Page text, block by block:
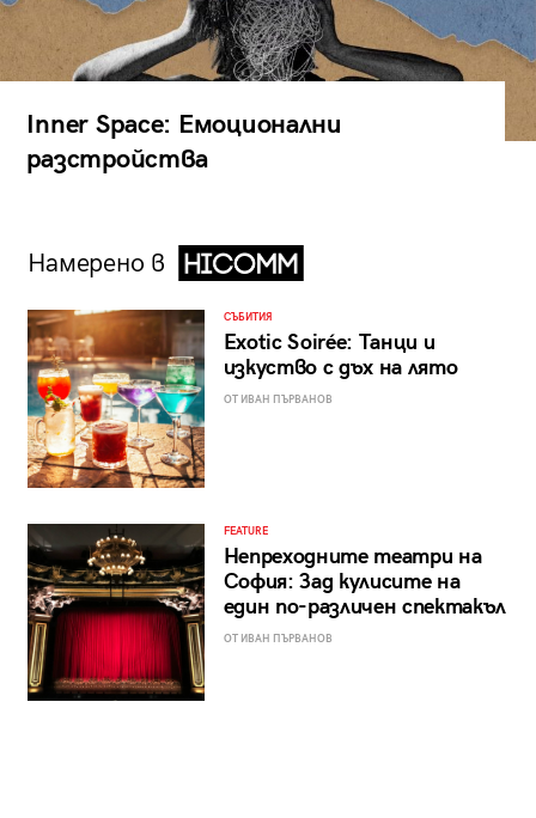
Inner Space: Емоционални
разстройства
Намерено в
СЪБИТИЯ
Exotic Soirée: Танци и
изкуство с дъх на лято
ОТ ИВАН ПЪРВАНОВ
FEATURE
Непреходните театри на
София: Зад кулисите на
един по-различен спектакъл
ОТ ИВАН ПЪРВАНОВ